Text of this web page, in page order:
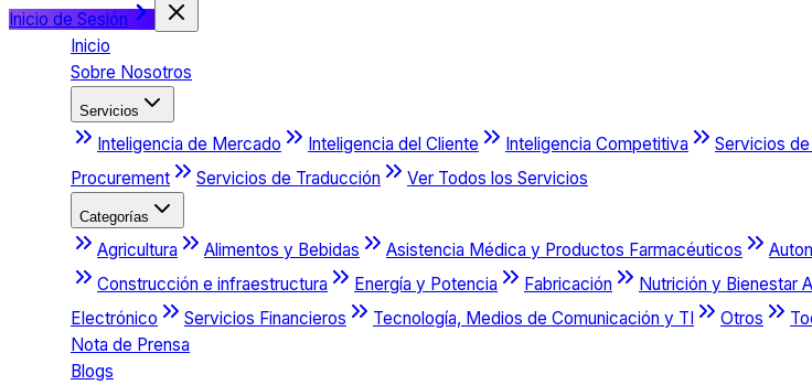
Inicio de Sesión
Inicio
Sobre Nosotros
Servicios
Inteligencia de Mercado Inteligencia del Cliente Inteligencia Competitiva Servicios
Procurement
Servicios de Traducción Ver Todos los Servicios
Categorías
Agricultura Alimentos y Bebidas Asistencia Médica y Productos Farmacéuticos
Construcción e infraestructura
Energía y Potencia Fabricación Nutrición y Bienestar
Electrónico
Servicios Financieros Tecnología, Medios de Comunicación y TI Otros
Nota de Prensa
Blogs